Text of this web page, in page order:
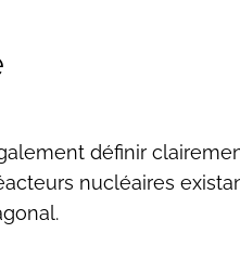
définir
nucléaires